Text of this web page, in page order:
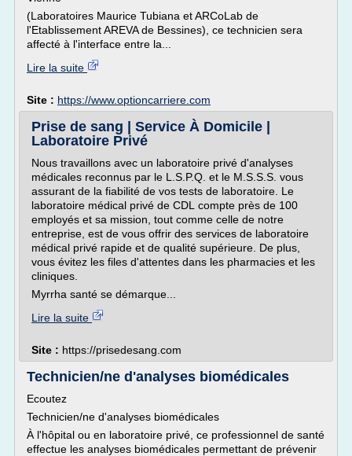
(Laboratoires Maurice Tubiana et ARCoLab de
l'Etablissement AREVA de Bessines), ce technicien sera
affecté à l'interface entre la...
Lire la suite
Site : https://www.optioncarriere.com
Prise de sang | Service À Domicile |
Laboratoire Privé
Nous travaillons avec un laboratoire privé d'analyses
médicales reconnus par le L.S.P.Q. et le M.S.S.S. vous
assurant de la fiabilité de vos tests de laboratoire. Le
laboratoire médical privé de CDL compte près de 100
employés et sa mission, tout comme celle de notre
entreprise, est de vous offrir des services de laboratoire
médical privé rapide et de qualité supérieure. De plus,
vous évitez les files d'attentes dans les pharmacies et les
cliniques.
Myrrha santé se démarque...
Lire la suite
Site : https://prisedesang.com
Technicien/ne d'analyses biomédicales
Ecoutez
Technicien/ne d'analyses biomédicales
À l'hôpital ou en laboratoire privé, ce professionnel de santé
effectue les analyses biomédicales permettant de prévenir